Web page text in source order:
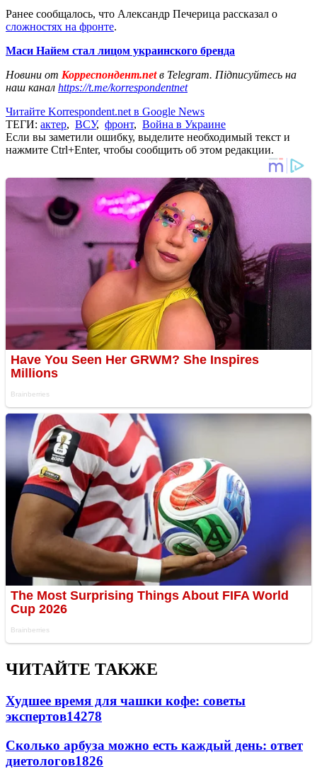
Ранее сообщалось, что Александр Печерица рассказал о
сложностях на фронте.
Маси Найем стал лицом украинского бренда
Новини от Корреспондент.netв Telegram. Підписуйтесь на
наш канал https://t.me/korrespondentnet
Читайте Korrespondent.net в Google News
ТЕГИ: актер, ВСУ, фронт, Война в Украине
Если вы заметили ошибку, выделите необходимый текст и
нажмите Ctrl+Enter, чтобы сообщить об этом редакции.
ЧИТАЙТЕ ТАКЖЕ
Худшее время для чашки кофе: советы
экспертов14278
Сколько арбуза можно есть каждый день: ответ
диетологов1826